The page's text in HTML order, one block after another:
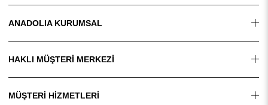
ANADOLIA KURUMSAL
HAKLI MÜŞTERİ MERKEZİ
MÜŞTERİ HİZMETLERİ